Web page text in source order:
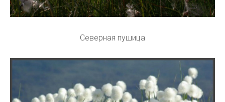
Северная пушица